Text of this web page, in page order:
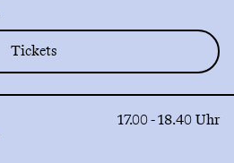
Tickets
17.00 - 18.40 Uhr